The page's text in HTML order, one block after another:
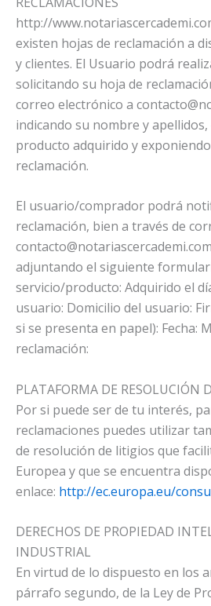
http://
existen hojas de reclamación a
y clientes. El Usuario podrá
solicitando su hoja de
correo electrónico a
indicando su nombre y
producto adquirido y
reclamación.
El usuario/comprador podrá
reclamación, bien a través de
contacto@notariascercademi.com
adjuntando el siguiente
servicio/producto: Adquirido el
usuario: Domicilio del usuario:
si se presenta en papel): Fecha:
reclamación:
PLATAFORMA DE RESOLUCIÓN
Por si puede ser de tu interés,
reclamaciones puedes utilizar
de resolución de litigios que
Europea y que se encuentra
enlace: http://ec.europa.eu/
DERECHOS DE PROPIEDAD
INDUSTRIAL
En virtud de lo dispuesto en los
párrafo segundo, de la Ley de